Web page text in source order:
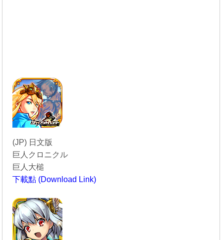
(JP) 日文版
巨人クロニクル
巨人大槌
下載點 (Download Link)